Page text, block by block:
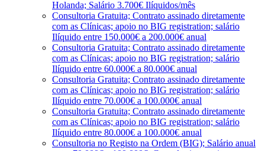
Holanda; Salário 3.700€ Ilíquidos/mês
Consultoria Gratuita; Contrato assinado diretamente
com as Clínicas; apoio no BIG registration; salário
Ilíquido entre 150.000€ a 200.000€ anual
Consultoria Gratuita; Contrato assinado diretamente
com as Clínicas; apoio no BIG registration; salário
Ilíquido entre 60.000€ a 80.000€ anual
Consultoria Gratuita; Contrato assinado diretamente
com as Clínicas; apoio no BIG registration; salário
Ilíquido entre 70.000€ a 100.000€ anual
Consultoria Gratuita; Contrato assinado diretamente
com as Clínicas; apoio no BIG registration; salário
Ilíquido entre 80.000€ a 100.000€ anual
Consultoria no Registo na Ordem (BIG); Salário anual